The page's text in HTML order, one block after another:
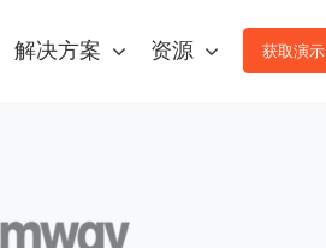
解决方案 资源 获取演示